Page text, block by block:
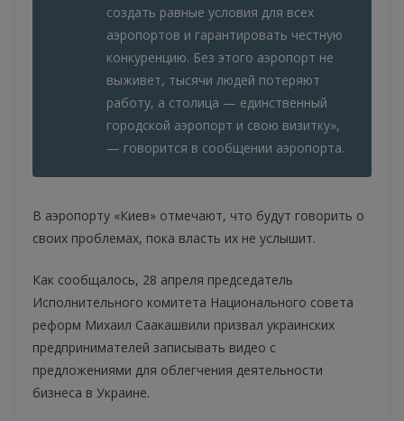
создать равные условия для всех
аэропортов и гарантировать честную
конкуренцию. Без этого аэропорт не
выживет, тысячи людей потеряют
работу, а столица — единственный
городской аэропорт и свою визитку»,
— говорится в сообщении аэропорта.
В аэропорту «Киев» отмечают, что будут говорить о
своих проблемах, пока власть их не услышит.
Как сообщалось, 28 апреля председатель
Исполнительного комитета Национального совета
реформ Михаил Саакашвили призвал украинских
предпринимателей записывать видео с
предложениями для облегчения деятельности
бизнеса в Украине.